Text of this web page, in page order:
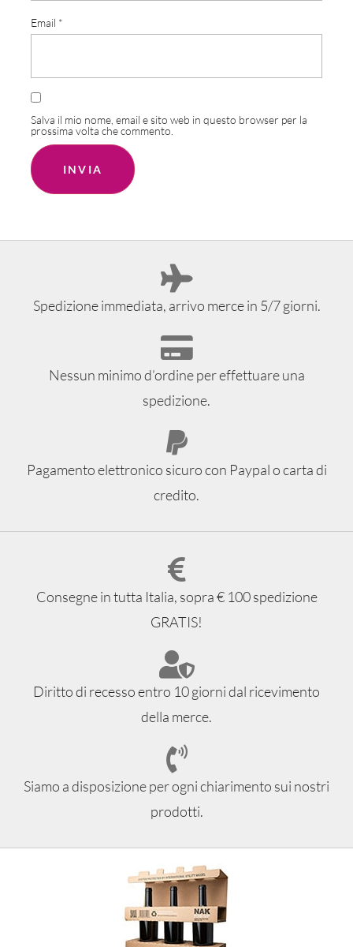
Email *
Salva il mio nome, email e sito web in questo browser per la
prossima volta che commento.
Spedizione immediata, arrivo merce in 5/7 giorni.
Nessun minimo d’ordine per effettuare una
spedizione.
Pagamento elettronico sicuro con Paypal o carta di
credito.
Consegne in tutta Italia, sopra € 100 spedizione
GRATIS!
Diritto di recesso entro 10 giorni dal ricevimento
della merce.
Siamo a disposizione per ogni chiarimento sui nostri
prodotti.